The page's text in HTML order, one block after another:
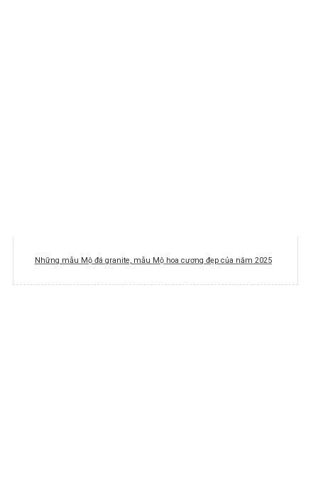
Những mẫu Mộ đá granite, mẫu Mộ hoa cương đẹp của năm 2025